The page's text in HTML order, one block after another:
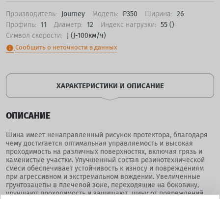
Производитель: Journey Модель: P350 Ширина: 26
Профиль: 11 Диаметр: 12 Индекс нагрузки: 55 ()
Символ скорости:
J (J-100км/ч)
info Сообщить о неточности в данных
ХАРАКТЕРИСТИКИ И ОПИСАНИЕ
ОПИСАНИЕ
Шина имеет ненаправленный рисунок протектора, благодаря
чему достигается оптимальная управляемость и высокая
проходимость на различных поверхностях, включая грязь и
каменистые участки. Улучшенный состав резинотехнической
смеси обеспечивает устойчивость к износу и повреждениям
при агрессивном и экстремальном вождении. Увеличенные
грунтозацепы в плечевой зоне, переходящие на боковину,
улучшают проходимость и защищают шину от повреждений.